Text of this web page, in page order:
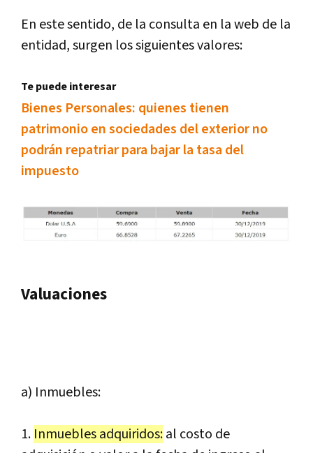
En este sentido, de la consulta en la web de la
entidad, surgen los siguientes valores:
Te puede interesar
Bienes Personales: quienes tienen
patrimonio en sociedades del exterior no
podrán repatriar para bajar la tasa del
impuesto
Valuaciones
a) Inmuebles:
1. Inmuebles adquiridos:al costo de